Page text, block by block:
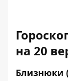
на 20
Близнюки